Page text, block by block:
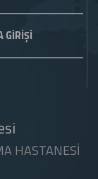
GİRİŞİ
HASTANESİ